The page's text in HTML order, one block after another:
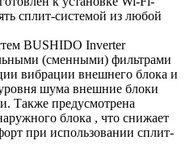
сплит-системой из любой
BUSHIDO Inverter
(сменными) фильтрами
вибрации внешнего блока и
шума внешние блоки
Также предусмотрена
блока , что снижает
при использовании сплит-